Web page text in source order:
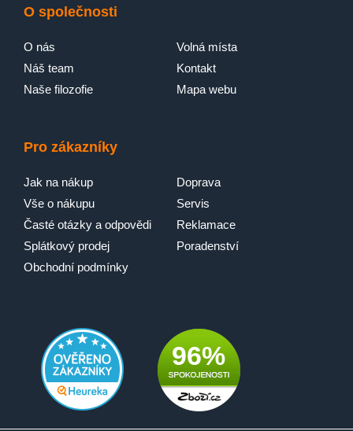
O společnosti
O nás
Náš team
Naše filozofie
Volná místa
Kontakt
Mapa webu
Pro zákazníky
Jak na nákup
Vše o nákupu
Časté otázky a odpovědi
Splátkový prodej
Obchodní podmínky
Doprava
Servis
Reklamace
Poradenství
96%